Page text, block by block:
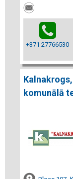
+371 27766530
komunālā